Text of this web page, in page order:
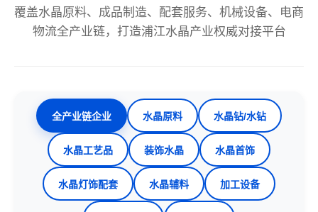
覆盖水晶原料、成品制造、配套服务、机械设备、电商
物流全产业链，打造浦江水晶产业权威对接平台
全产业链企业 水晶原料 水晶钻/水钻
水晶工艺品 装饰水晶 水晶首饰
水晶灯饰配套 水晶辅料 加工设备